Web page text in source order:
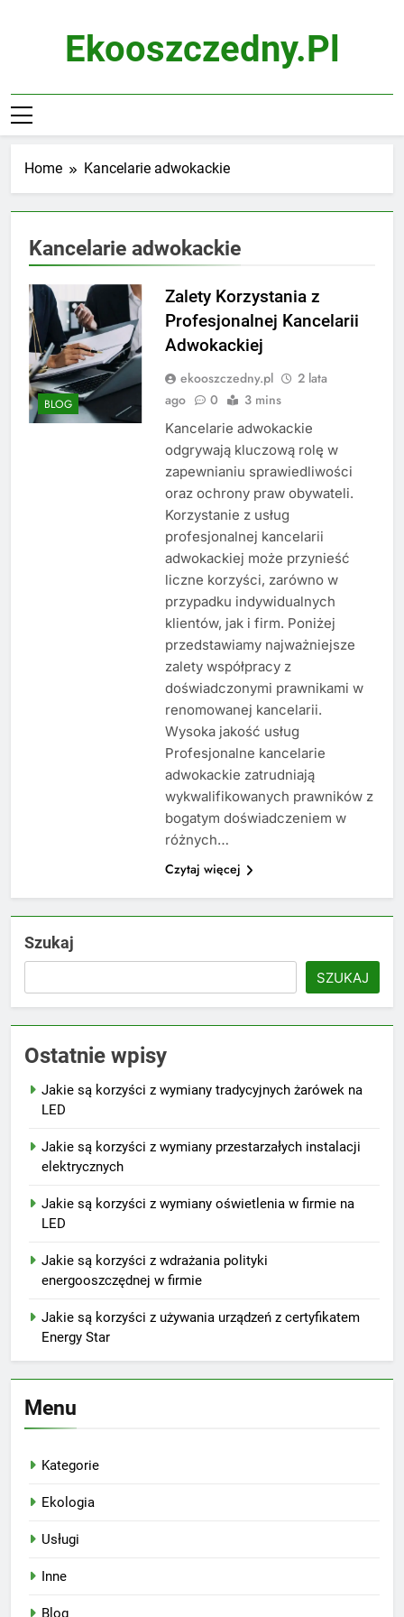
Ekooszczedny.pl
Home Kancelarie adwokackie
Kancelarie adwokackie
BLOG
Zalety Korzystania z
Profesjonalnej Kancelarii
Adwokackiej
ekooszczedny.pl
2 lata
ago
0 3 mins
Kancelarie adwokackie
odgrywają kluczową rolę w
zapewnianiu sprawiedliwości
oraz ochrony praw obywateli.
Korzystanie z usług
profesjonalnej kancelarii
adwokackiej może przynieść
liczne korzyści, zarówno w
przypadku indywidualnych
klientów, jak i firm. Poniżej
przedstawiamy najważniejsze
zalety współpracy z
doświadczonymi prawnikami w
renomowanej kancelarii.
Wysoka jakość usług
Profesjonalne kancelarie
adwokackie zatrudniają
wykwalifikowanych prawników z
bogatym doświadczeniem w
różnych…
Czytaj więcej
Szukaj
SZUKAJ
Ostatnie wpisy
Jakie są korzyści z wymiany tradycyjnych żarówek na
LED
Jakie są korzyści z wymiany przestarzałych instalacji
elektrycznych
Jakie są korzyści z wymiany oświetlenia w firmie na
LED
Jakie są korzyści z wdrażania polityki
energooszczędnej w firmie
Jakie są korzyści z używania urządzeń z certyfikatem
Energy Star
Menu
Kategorie
Ekologia
Usługi
Inne
Blog